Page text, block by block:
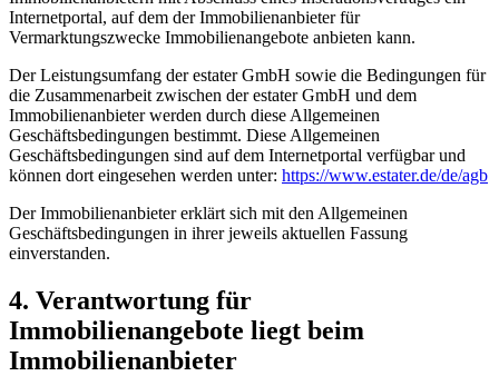
Internetportal, auf dem der Immobilienanbieter für
Vermarktungszwecke Immobilienangebote anbieten kann.
Der Leistungsumfang der estater GmbH sowie die Bedingungen für
die Zusammenarbeit zwischen der estater GmbH und dem
Immobilienanbieter werden durch diese Allgemeinen
Geschäftsbedingungen bestimmt. Diese Allgemeinen
Geschäftsbedingungen sind auf dem Internetportal verfügbar und
können dort eingesehen werden unter: https://www.estater.de/de/agb
Der Immobilienanbieter erklärt sich mit den Allgemeinen
Geschäftsbedingungen in ihrer jeweils aktuellen Fassung
einverstanden.
4. Verantwortung für
Immobilienangebote liegt beim
Immobilienanbieter